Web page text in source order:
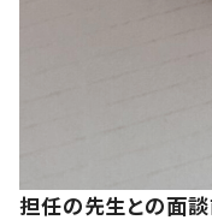
担任の先生との面